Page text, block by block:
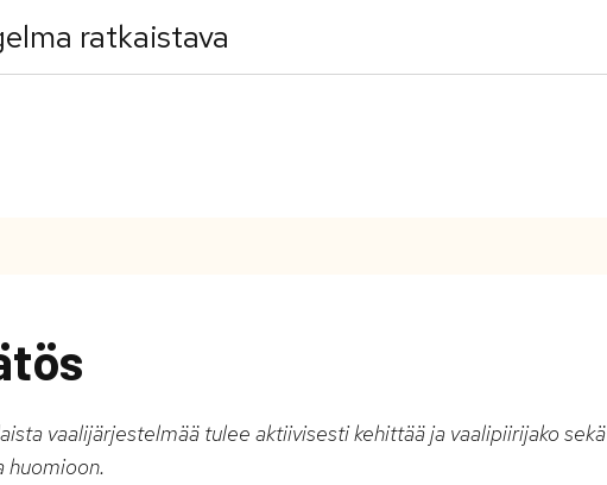
ratkaistava
vaalijärjestelmää tulee aktiivisesti kehittää ja vaalipiirijako sekä
huomioon.